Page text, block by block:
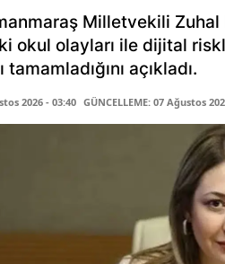
Milletvekili
okul olayları ile dijital
tamamladığını açıkladı.
2026 - 03:40 GÜNCELLEME: 07 Ağustos